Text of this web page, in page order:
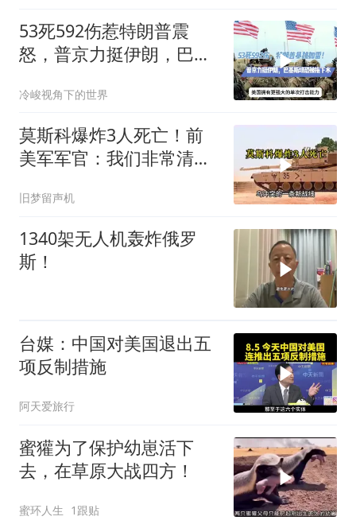
53死592伤惹特朗普震
怒，普京力挺伊朗，巴恐
冷峻视角下的世界
莫斯科爆炸3人死亡！前
美军军官：我们非常清
旧梦留声机
1340架无人机轰炸俄罗
斯！
台媒：中国对美国退出五
项反制措施
阿天爱旅行
蜜獾为了保护幼崽活下
去，在草原大战四方！
蜜环人生 1跟贴